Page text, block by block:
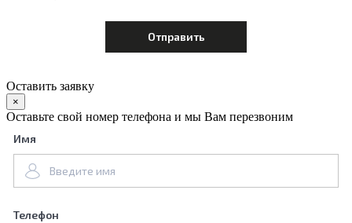
Оставить заявку
×
Оставьте свой номер телефона и мы Вам перезвоним
Имя
Телефон